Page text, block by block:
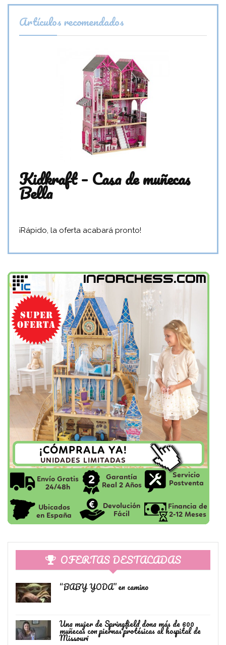
Artículos recomendados
Kidkraft – Casa de muñecas
Bella
¡Rápido, la oferta acabará pronto!
OFERTAS DESTACADAS
“BABY YODA” en camino
Una mujer de Springfield dona más de 600
muñecas con piernas protésicas al hospital de
Missouri